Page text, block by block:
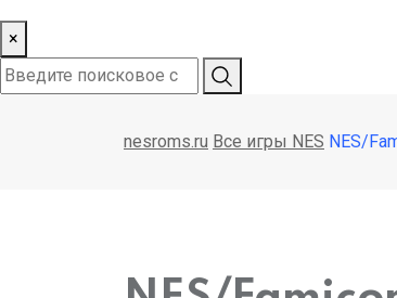
×
nesroms.ru Все игры NES NES/